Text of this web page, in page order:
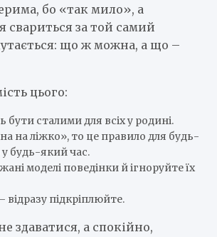
бо «так мило», а
свариться за той самий
що ж можна, а що –
цього:
сталими для всіх у родині.
на ліжко», то це правило для будь-
будь-який час.
моделі поведінки й ігноруйте їх
відразу підкріплюйте.
здаватися, а спокійно,